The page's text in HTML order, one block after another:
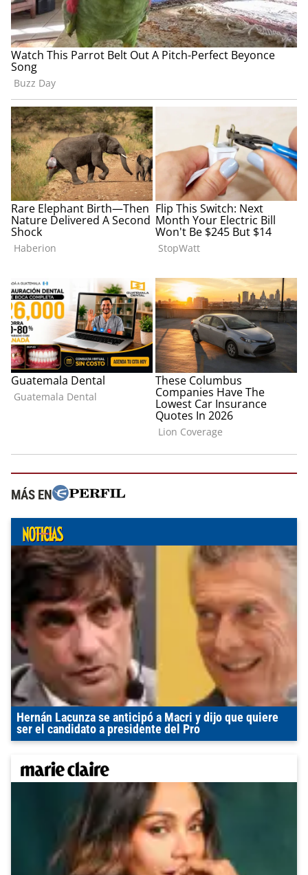
MÁS EN
Hernán Lacunza se anticipó a Macri y dijo que quiere
ser el candidato a presidente del Pro